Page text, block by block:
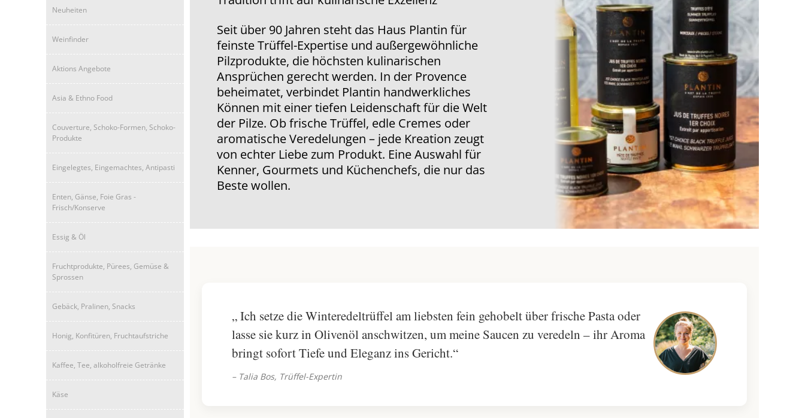
Neuheiten
Weinfinder
Aktions Angebote
Asia & Ethno Food
Couverture, Schoko-Formen, Schoko-
Produkte
Eingelegtes, Eingemachtes, Antipasti
Enten, Gänse, Foie Gras -
Frisch/Konserve
Essig & Öl
Fruchtprodukte, Pürees, Gemüse &
Sprossen
Gebäck, Pralinen, Snacks
Honig, Konfitüren, Fruchtaufstriche
Kaffee, Tee, alkoholfreie Getränke
Käse
Seit über 90 Jahren steht das Haus Plantin für
feinste Trüffel-Expertise und außergewöhnliche
Pilzprodukte, die höchsten kulinarischen
Ansprüchen gerecht werden. In der Provence
beheimatet, verbindet Plantin handwerkliches
Können mit einer tiefen Leidenschaft für die Welt
der Pilze. Ob frische Trüffel, edle Cremes oder
aromatische Veredelungen – jede Kreation zeugt
von echter Liebe zum Produkt. Eine Auswahl für
Kenner, Gourmets und Küchenchefs, die nur das
Beste wollen.
„ Ich setze die Winteredeltrüffel am liebsten fein gehobelt über frische Pasta oder
lasse sie kurz in Olivenöl anschwitzen, um meine Saucen zu veredeln – ihr Aroma
bringt sofort Tiefe und Eleganz ins Gericht.“
– Talia Bos, Trüffel-Expertin